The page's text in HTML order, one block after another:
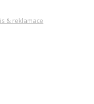
& reklamace